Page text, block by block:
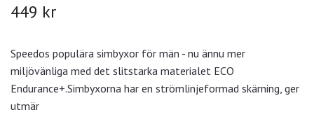
449 kr
Speedos populära simbyxor för män - nu ännu mer
miljövänliga med det slitstarka materialet ECO
Endurance+.Simbyxorna har en strömlinjeformad skärning, ger
utmär